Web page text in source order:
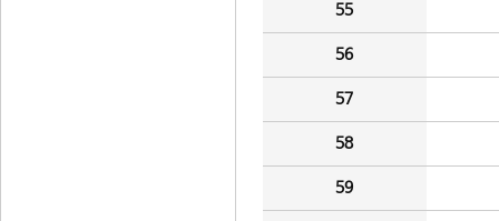
55
56
57
58
59